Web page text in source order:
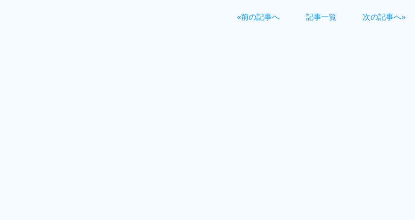
«前の記事へ 記事一覧 次の記事へ»